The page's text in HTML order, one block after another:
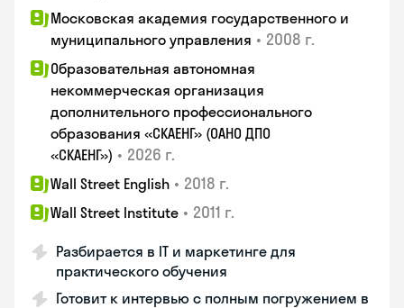
Московская академия государственного и
муниципального управления • 2008 г.
Образовательная автономная
некоммерческая организация
дополнительного профессионального
образования «СКАЕНГ» (ОАНО ДПО
«СКАЕНГ») • 2026 г.
Wall Street English • 2018 г.
Wall Street Institute • 2011 г.
Разбирается в IT и маркетинге для
практического обучения
Готовит к интервью с полным погружением в